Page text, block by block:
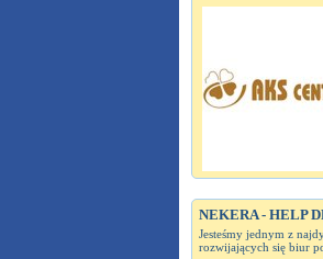
NEKERA - HELP
Jesteśmy jednym z
rozwijających się biur